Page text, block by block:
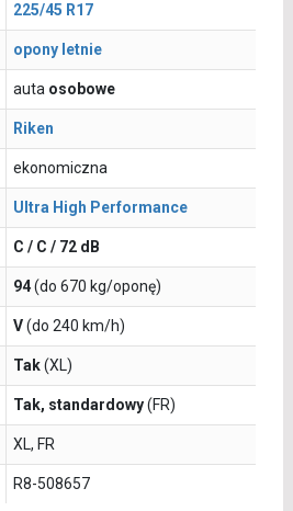
225/45 R17
opony letnie
auta osobowe
Riken
ekonomiczna
Ultra High Performance
C / C / 72 dB
94(do 670 kg/oponę)
V(do 240 km/h)
Tak(XL)
Tak, standardowy(FR)
XL, FR
R8-508657